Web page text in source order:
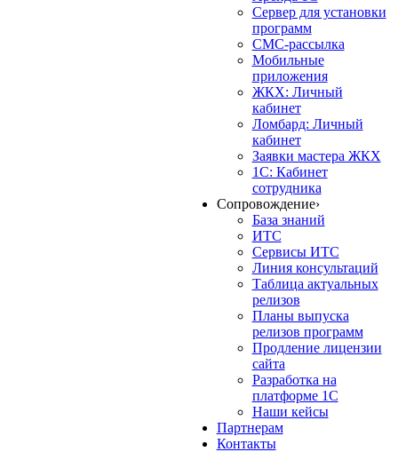
Сервер для установки
программ
СМС-рассылка
Мобильные
приложения
ЖКХ: Личный
кабинет
Ломбард: Личный
кабинет
Заявки мастера ЖКХ
1С: Кабинет
сотрудника
Сопровождение›
База знаний
ИТС
Сервисы ИТС
Линия консультаций
Таблица актуальных
релизов
Планы выпуска
релизов программ
Продление лицензии
сайта
Разработка на
платформе 1С
Наши кейсы
Партнерам
Контакты